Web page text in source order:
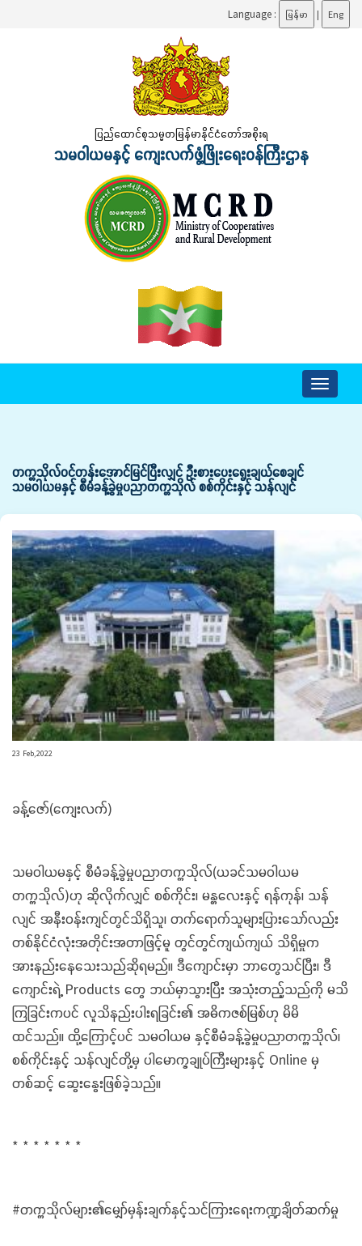
Language : မြန်မာ | Eng
ပြည်ထောင်စုသမ္မတမြန်မာနိုင်ငံတော်အစိုးရ
သမဝါယမနှင့် ကျေးလက်ဖွံ့ဖြိုးရေးဝန်ကြီးဌာန
Toggle
တက္ကသိုလ်ဝင်တန်းအောင်မြင်ပြီးလျှင် ဦးစားပေးရွေးချယ်စေချင်
သမဝါယမနှင့် စီမံခန့်ခွဲမှုပညာတက္ကသိုလ် စစ်ကိုင်းနှင့် သန်လျင်
23 Feb,2022
ခန့်ဇော်(ကျေးလက်)
သမဝါယမနှင့် စီမံခန့်ခွဲမှုပညာတက္ကသိုလ်(ယခင်သမဝါယမ
တက္ကသိုလ်)ဟု ဆိုလိုက်လျှင် စစ်ကိုင်း၊ မန္တလေးနှင့် ရန်ကုန်၊ သန်
လျင် အနီးဝန်းကျင်တွင်သိရှိသူ၊ တက်ရောက်သူများပြားသော်လည်း
တစ်နိုင်ငံလုံးအတိုင်းအတာဖြင့်မူ တွင်တွင်ကျယ်ကျယ် သိရှိမှုက
အားနည်းနေသေးသည်ဆိုရမည်။ ဒီကျောင်းမှာ ဘာတွေသင်ပြီး၊ ဒီ
ကျောင်းရဲ့ Products တွေ ဘယ်မှာသွားပြီး အသုံးတည့်သည်ကို မသိ
ကြခြင်းကပင် လူသိနည်းပါးရခြင်း၏ အဓိကဇစ်မြစ်ဟု မိမိ
ထင်သည်။ ထို့ကြောင့်ပင် သမဝါယမ နှင့်စီမံခန့်ခွဲမှုပညာတက္ကသိုလ်၊
စစ်ကိုင်းနှင့် သန်လျင်တို့မှ ပါမောက္ခချုပ်ကြီးများနှင့် Online မှ
တစ်ဆင့် ဆွေးနွေးဖြစ်ခဲ့သည်။
* * * * * * *
#တက္ကသိုလ်များ၏မျှော်မှန်းချက်နှင့်သင်ကြားရေးကဏ္ဍချိတ်ဆက်မှု